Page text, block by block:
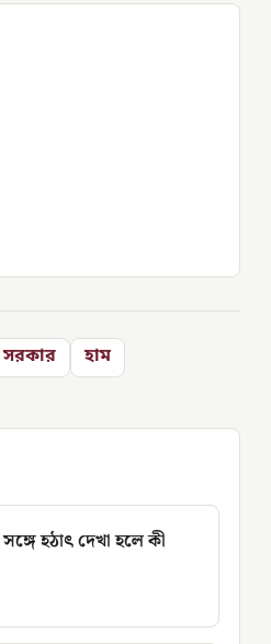
সরকার হাম
সঙ্গে হঠাৎ দেখা হলে কী